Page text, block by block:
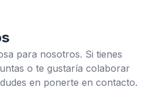
para nosotros. Si tienes
o te gustaría colaborar
en ponerte en contacto.